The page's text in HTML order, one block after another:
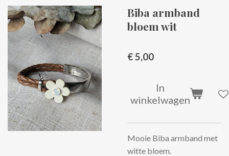
Biba armband
bloem wit
€ 5,00
In
winkelwagen
Mooie Biba armband met
witte bloem.